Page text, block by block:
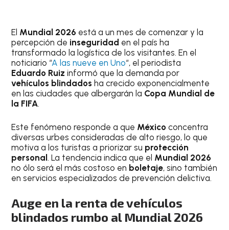
El Mundial 2026 está a un mes de comenzar y la
percepción de inseguridad en el país ha
transformado la logística de los visitantes. En el
noticiario “A las nueve en Uno“, el periodista
Eduardo Ruiz informó que la demanda por
vehículos blindados ha crecido exponencialmente
en las ciudades que albergarán la Copa Mundial de
la FIFA.
Este fenómeno responde a que México concentra
diversas urbes consideradas de alto riesgo, lo que
motiva a los turistas a priorizar su protección
personal. La tendencia indica que el Mundial 2026
no ólo será el más costoso en boletaje, sino también
en servicios especializados de prevención delictiva.
Auge en la renta de vehículos
blindados rumbo al Mundial 2026